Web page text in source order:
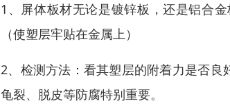
1、屏体板材无论是镀锌板，还是铝合
（使塑层牢贴在金属上）
2、检测方法：看其塑层的附着力是否
龟裂、脱皮等防腐特别重要。